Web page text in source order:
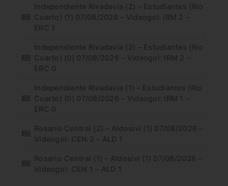
Independiente Rivadavia (2) – Estudiantes (Río
Cuarto) (1) 07/08/2026 – Videogol: IRM 2 –
ERC 1
Independiente Rivadavia (2) – Estudiantes (Río
Cuarto) (0) 07/08/2026 – Videogol: IRM 2 –
ERC 0
Independiente Rivadavia (1) – Estudiantes (Río
Cuarto) (0) 07/08/2026 – Videogol: IRM 1 –
ERC 0
Rosario Central (2) – Aldosivi (1) 07/08/2026 –
Videogol: CEN 2 – ALD 1
Rosario Central (1) – Aldosivi (1) 07/08/2026 –
Videogol: CEN 1 – ALD 1